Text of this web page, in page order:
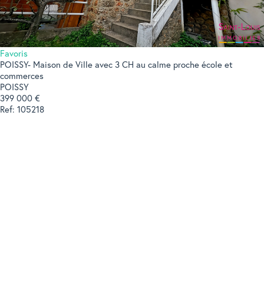
Favoris
POISSY- Maison de Ville avec 3 CH au calme proche école et
commerces
POISSY
399 000 €
Ref: 105218